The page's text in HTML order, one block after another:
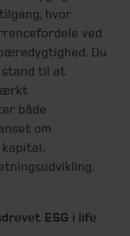
hvor
ved
Du
til at
både
om
ESG i life